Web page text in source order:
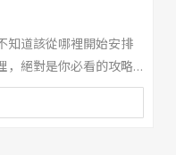
知道該從哪裡開始安排
，絕對是你必看的攻略
必去的景點，還有交通
搭火車、開車還是規劃